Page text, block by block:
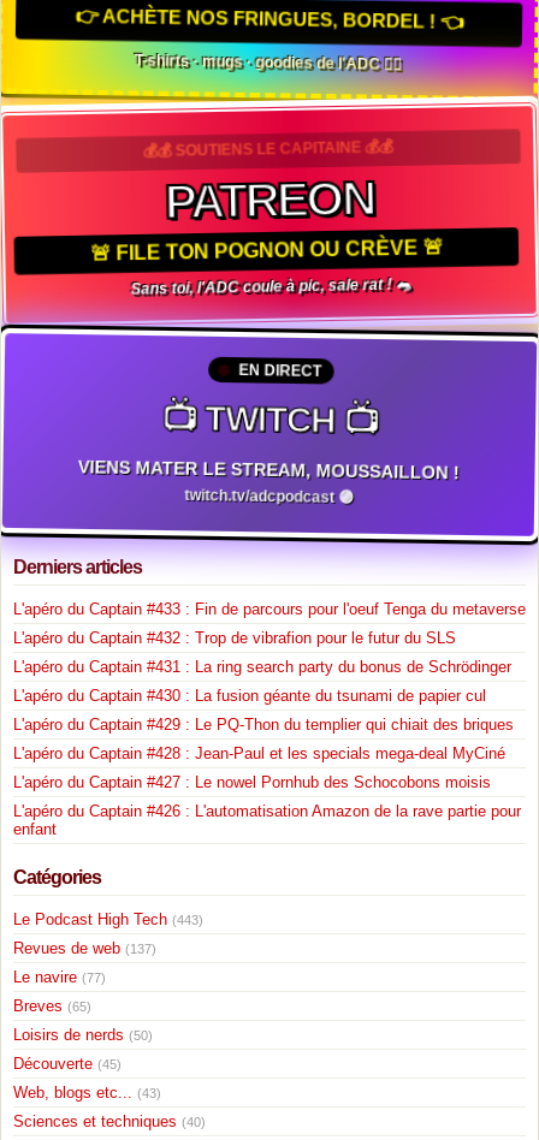
👉 ACHÈTE NOS FRINGUES, BORDEL ! 👈
T-shirts · mugs · goodies de l'ADC 🏴‍☠️
💰💰 SOUTIENS LE CAPITAINE 💰💰
PATREON
🚨 FILE TON POGNON OU CRÈVE 🚨
Sans toi, l'ADC coule à pic, sale rat ! 🐀
EN DIRECT
📺 TWITCH 📺
VIENS MATER LE STREAM, MOUSSAILLON !
twitch.tv/adcpodcast 🟣
Derniers articles
L'apéro du Captain #433 : Fin de parcours pour l'oeuf Tenga du metaverse
L'apéro du Captain #432 : Trop de vibrafion pour le futur du SLS
L'apéro du Captain #431 : La ring search party du bonus de Schrödinger
L'apéro du Captain #430 : La fusion géante du tsunami de papier cul
L'apéro du Captain #429 : Le PQ-Thon du templier qui chiait des briques
L'apéro du Captain #428 : Jean-Paul et les specials mega-deal MyCiné
L'apéro du Captain #427 : Le nowel Pornhub des Schocobons moisis
L'apéro du Captain #426 : L'automatisation Amazon de la rave partie pour
enfant
Catégories
Le Podcast High Tech (443)
Revues de web (137)
Le navire (77)
Breves (65)
Loisirs de nerds (50)
Découverte (45)
Web, blogs etc... (43)
Sciences et techniques (40)